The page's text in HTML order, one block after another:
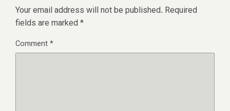
Your email address will not be published. Required
fields are marked *
Comment*